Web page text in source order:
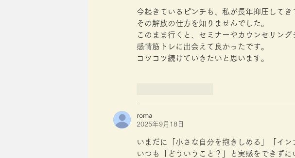
今起きているピンチも、私が長年抑圧して
その解放の仕方を知りませんでした。
このまま行くと、セミナーやカウンセリン
感情筋トレに出会えて良かったです。
コツコツ続けていきたいと思います。
roma
2025年9月18日
いまだに「小さな自分を抱きしめる」「イ
いつも「どういうこと？」と実感をできずに